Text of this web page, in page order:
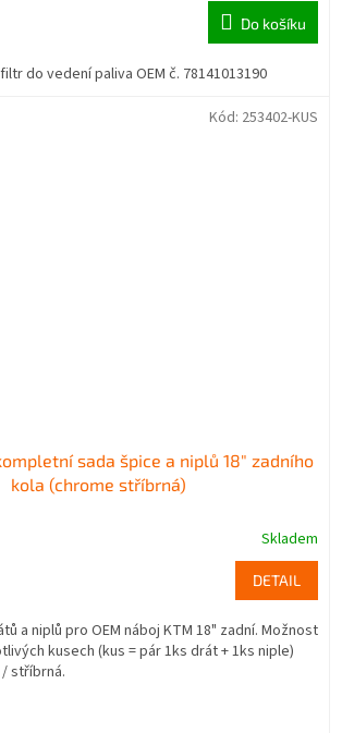
Do košíku
do vedení paliva OEM č. 78141013190
sada špice a niplů 18" zadního
kola (chrome stříbrná)
Skladem
DETAIL
a niplů pro OEM náboj KTM 18" zadní. Možnost
kusech (kus = pár 1ks drát + 1ks niple)
stříbrná.
Kód: 253402-KUS